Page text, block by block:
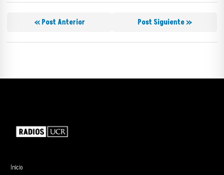
« Post Anterior Post Siguiente »
Inicio